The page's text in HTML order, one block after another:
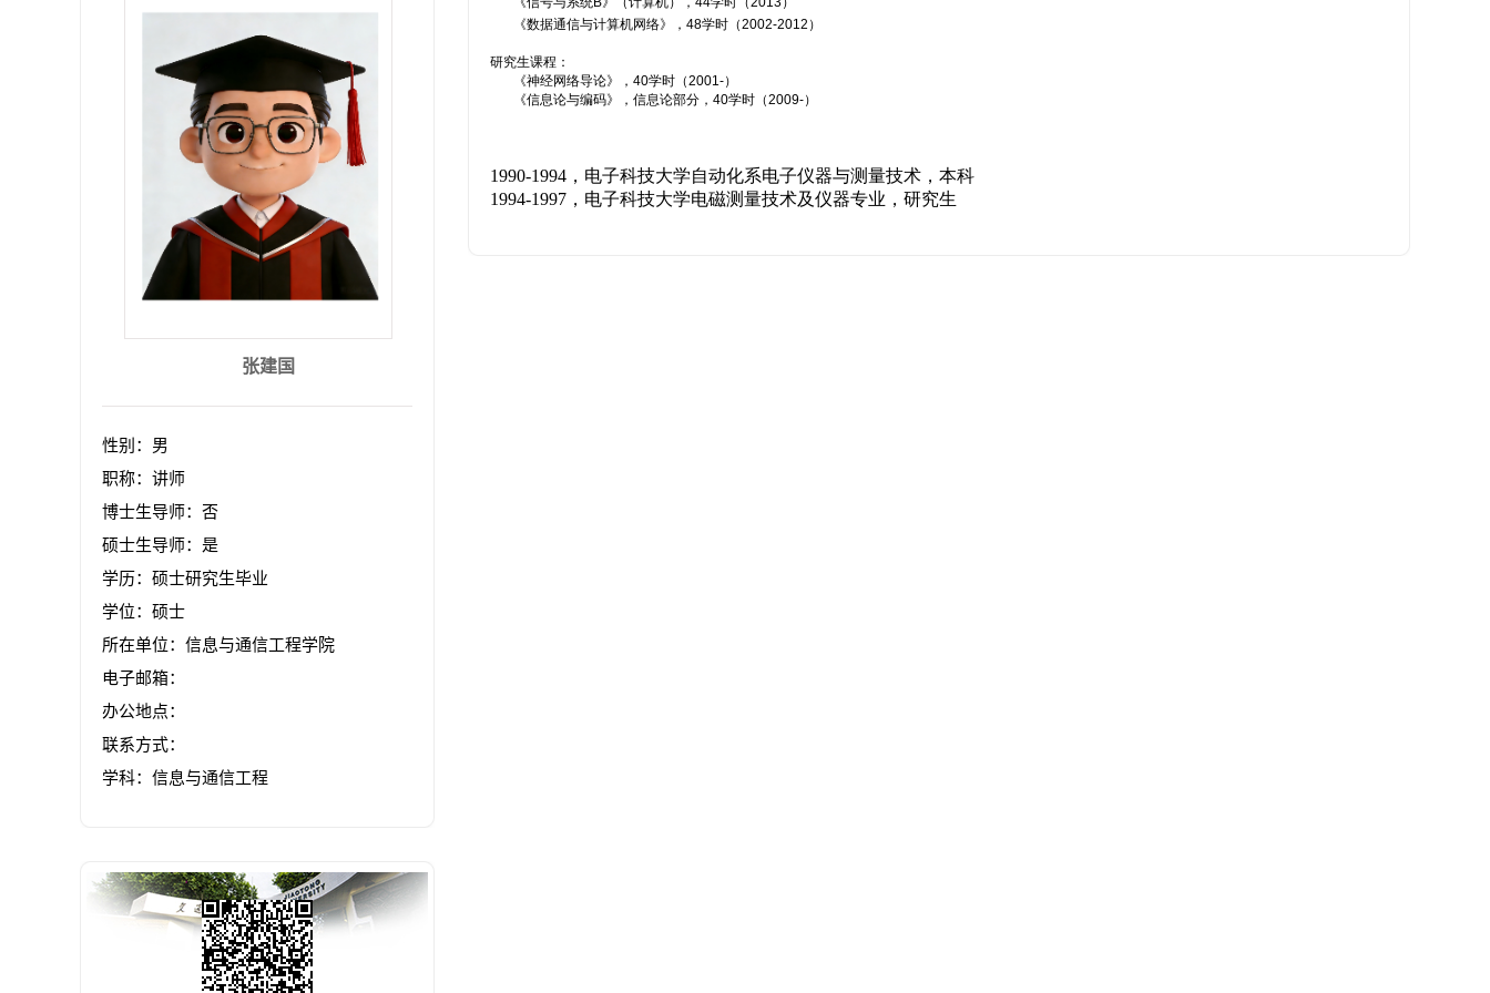
张建国
性别：男
职称：讲师
博士生导师：否
硕士生导师：是
学历：硕士研究生毕业
学位：硕士
所在单位：信息与通信工程学院
电子邮箱：
办公地点：
联系方式：
学科：信息与通信工程